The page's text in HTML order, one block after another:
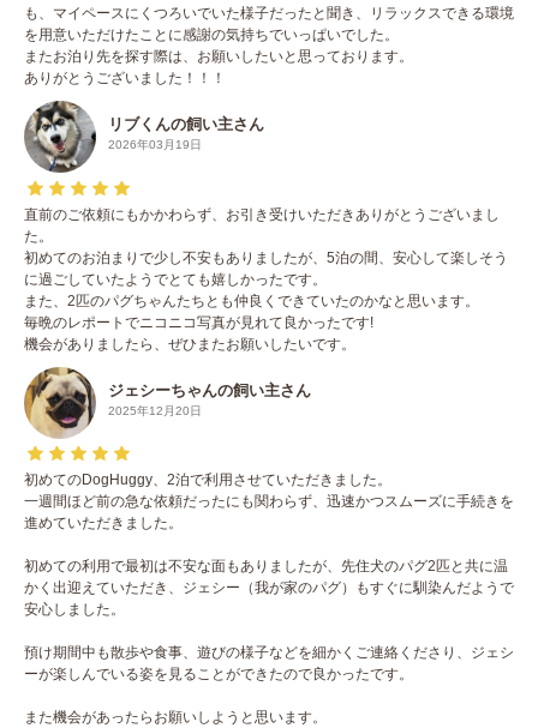
も、マイペースにくつろいでいた様子だったと聞き、リラックスできる環境
を用意いただけたことに感謝の気持ちでいっぱいでした。
またお泊り先を探す際は、お願いしたいと思っております。
ありがとうございました！！！
リブくんの飼い主さん
2026年03月19日
直前のご依頼にもかかわらず、お引き受けいただきありがとうございまし
た。
初めてのお泊まりで少し不安もありましたが、5泊の間、安心して楽しそう
に過ごしていたようでとても嬉しかったです。
また、2匹のパグちゃんたちとも仲良くできていたのかなと思います。
毎晩のレポートでニコニコ写真が見れて良かったです!
機会がありましたら、ぜひまたお願いしたいです。
ジェシーちゃんの飼い主さん
2025年12月20日
初めてのDogHuggy、2泊で利用させていただきました。
一週間ほど前の急な依頼だったにも関わらず、迅速かつスムーズに手続きを
進めていただきました。
初めての利用で最初は不安な面もありましたが、先住犬のパグ2匹と共に温
かく出迎えていただき、ジェシー（我が家のパグ）もすぐに馴染んだようで
安心しました。
預け期間中も散歩や食事、遊びの様子などを細かくご連絡くださり、ジェシ
ーが楽しんでいる姿を見ることができたので良かったです。
また機会があったらお願いしようと思います。